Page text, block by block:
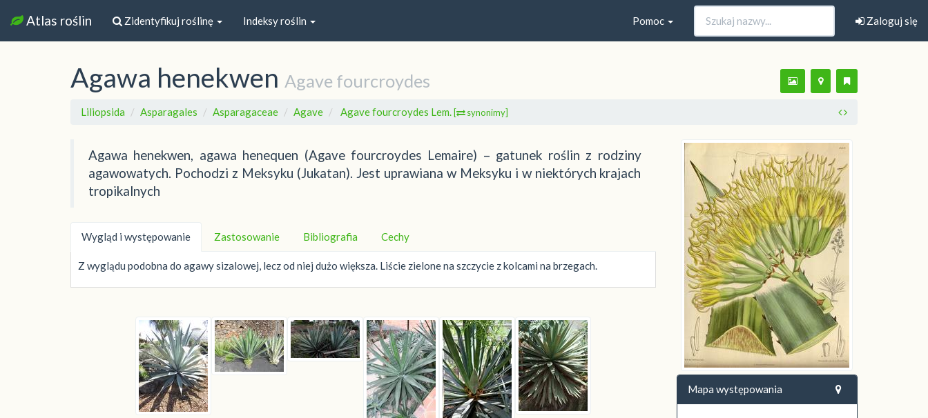
Atlas roślin Zidentyfikuj roślinę Indeksy roślin Zaloguj się
Pomoc
Agawa henekwen Agave fourcroydes
Liliopsida Asparagales Asparagaceae Agave Agave fourcroydes Lem. [ synonimy]
Agawa henekwen, agawa henequen (Agave fourcroydes Lemaire) – gatunek roślin z rodziny
agawowatych. Pochodzi z Meksyku (Jukatan). Jest uprawiana w Meksyku i w niektórych krajach
tropikalnych
Wygląd i występowanie Zastosowanie Bibliografia Cechy
Z wyglądu podobna do agawy sizalowej, lecz od niej dużo większa. Liście zielone na szczycie z kolcami na brzegach.
Mapa występowania